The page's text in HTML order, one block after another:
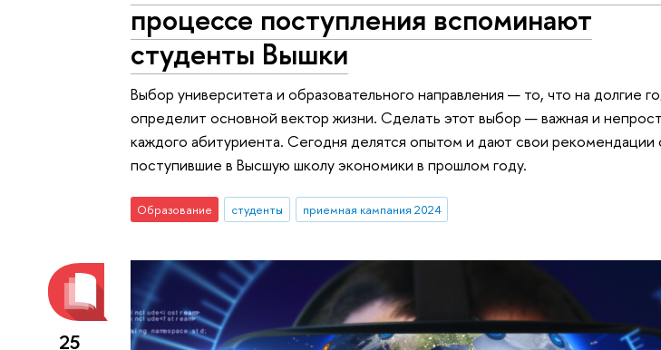
процессе поступления вспоминают
студенты Вышки
Выбор университета и образовательного направления — то, что на долгие
определит основной вектор жизни. Сделать этот выбор — важная и
каждого абитуриента. Сегодня делятся опытом и дают свои рекомендации
поступившие в Высшую школу экономики в прошлом году.
Образование студенты приемная кампания 2024
25